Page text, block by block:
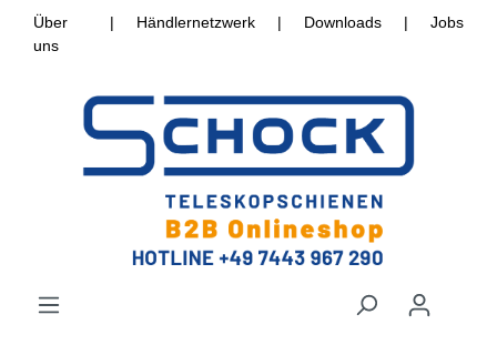
Über
uns
| Händlernetzwerk | Downloads | Jobs